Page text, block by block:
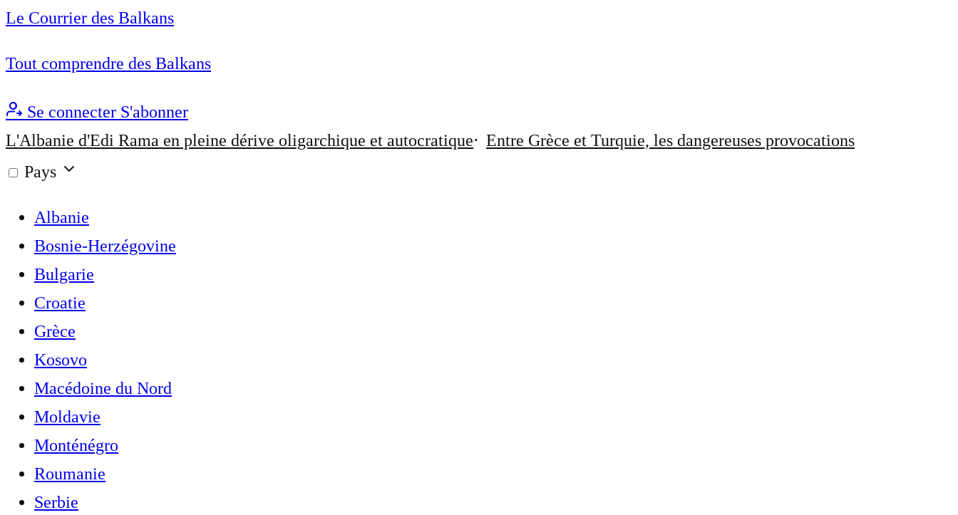
Le Courrier des Balkans
Tout comprendre des Balkans
Se connecter S'abonner
L'Albanie d'Edi Rama en pleine dérive oligarchique et autocratique
Entre Grèce et Turquie, les dangereuses provocations
Pays
Albanie
Bosnie-Herzégovine
Bulgarie
Croatie
Grèce
Kosovo
Macédoine du Nord
Moldavie
Monténégro
Roumanie
Serbie